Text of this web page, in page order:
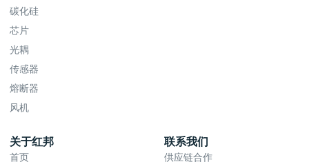
碳化硅
芯片
光耦
传感器
熔断器
风机
关于红邦
首页
联系我们
供应链合作